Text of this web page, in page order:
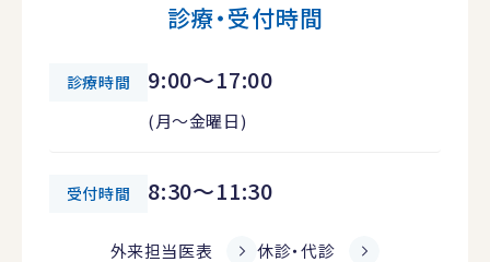
診療・受付時間
診療時間 9:00～17:00
(月～金曜日)
受付時間 8:30～11:30
外来担当医表 休診・代診